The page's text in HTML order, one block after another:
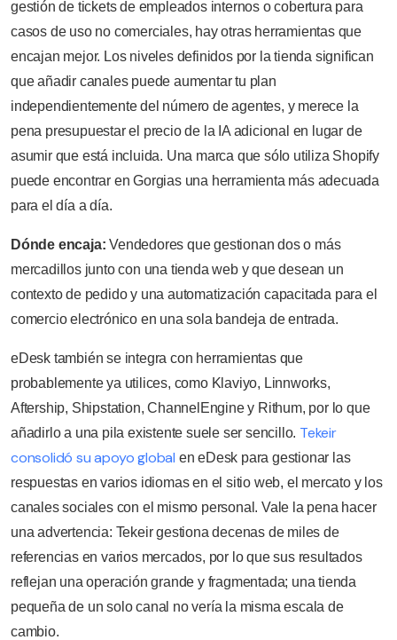
gestión de tickets de empleados internos o cobertura para
casos de uso no comerciales, hay otras herramientas que
encajan mejor. Los niveles definidos por la tienda significan
que añadir canales puede aumentar tu plan
independientemente del número de agentes, y merece la
pena presupuestar el precio de la IA adicional en lugar de
asumir que está incluida. Una marca que sólo utiliza Shopify
puede encontrar en Gorgias una herramienta más adecuada
para el día a día.
Dónde encaja: Vendedores que gestionan dos o más
mercadillos junto con una tienda web y que desean un
contexto de pedido y una automatización capacitada para el
comercio electrónico en una sola bandeja de entrada.
eDesk también se integra con herramientas que
probablemente ya utilices, como Klaviyo, Linnworks,
Aftership, Shipstation, ChannelEngine y Rithum, por lo que
añadirlo a una pila existente suele ser sencillo. Tekeir
consolidó su apoyo global en eDesk para gestionar las
respuestas en varios idiomas en el sitio web, el mercato y los
canales sociales con el mismo personal. Vale la pena hacer
una advertencia: Tekeir gestiona decenas de miles de
referencias en varios mercados, por lo que sus resultados
reflejan una operación grande y fragmentada; una tienda
pequeña de un solo canal no vería la misma escala de
cambio.